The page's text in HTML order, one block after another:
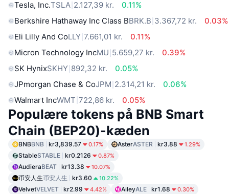
Tesla, Inc.TSLA 2.127,39 kr.
0.11%
Berkshire Hathaway Inc Class BBRK.B 3.367,72 kr.
0.03%
Eli Lilly And CoLLY 7.661,01 kr.
0.11%
Micron Technology IncMU 5.659,27 kr.
0.39%
SK HynixSKHY 892,32 kr.
0.05%
JPmorgan Chase & CoJPM 2.314,21 kr.
0.06%
Walmart IncWMT 722,86 kr. 0.05%
Populære tokens på BNB Smart
Chain (BEP20)-kæden
BNBBNB kr3,839.57 0.17% AsterASTER kr3.88 1.29%
StableSTABLE kr0.2126 0.87%
AudieraBEAT kr13.38 10.07%
币安人生币安人生 kr3.60 10.22%
VelvetVELVET kr2.99 4.42% AileyALE kr1.68 0.30%